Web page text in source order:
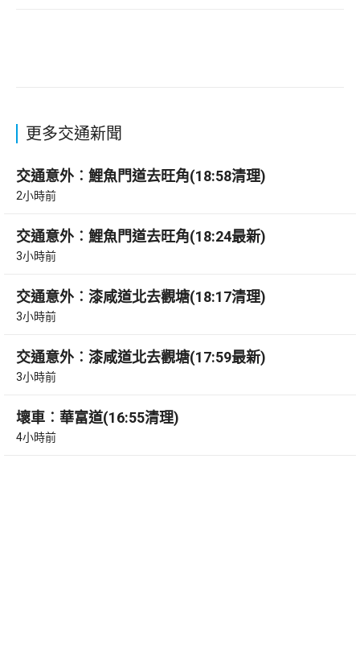
更多交通新聞
交通意外︰鯉魚門道去旺角(18:58清理)
2小時前
交通意外︰鯉魚門道去旺角(18:24最新)
3小時前
交通意外︰漆咸道北去觀塘(18:17清理)
3小時前
交通意外︰漆咸道北去觀塘(17:59最新)
3小時前
壞車︰華富道(16:55清理)
4小時前